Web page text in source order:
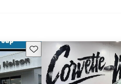
Guarda este Aviso